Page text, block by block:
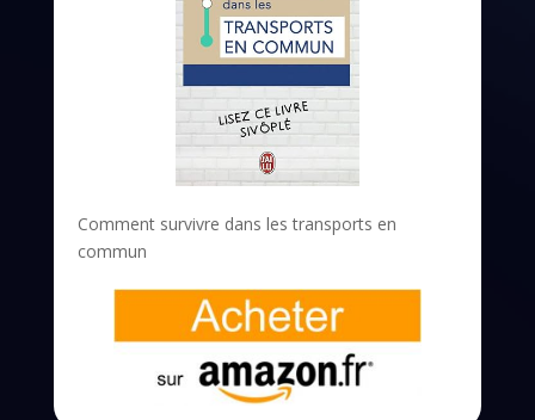
Comment survivre dans les transports en
commun